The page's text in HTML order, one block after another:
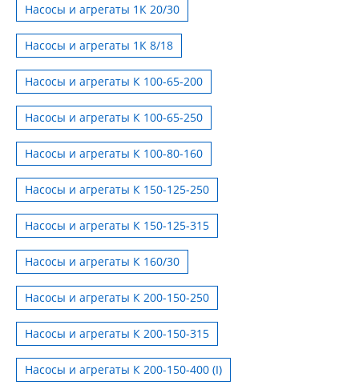
Насосы и агрегаты 1К 20/30
Насосы и агрегаты 1К 8/18
Насосы и агрегаты К 100-65-200
Насосы и агрегаты К 100-65-250
Насосы и агрегаты К 100-80-160
Насосы и агрегаты К 150-125-250
Насосы и агрегаты К 150-125-315
Насосы и агрегаты К 160/30
Насосы и агрегаты К 200-150-250
Насосы и агрегаты К 200-150-315
Насосы и агрегаты К 200-150-400 (I)